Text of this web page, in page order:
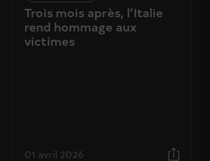
Trois mois après, l’Italie
rend hommage aux
victimes
01 avril 2026